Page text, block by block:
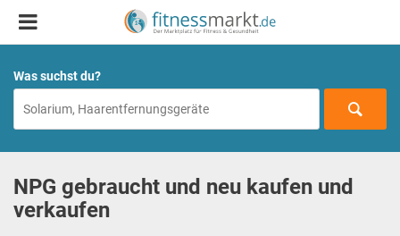
Was suchst du?
NPG gebraucht und neu kaufen und
verkaufen